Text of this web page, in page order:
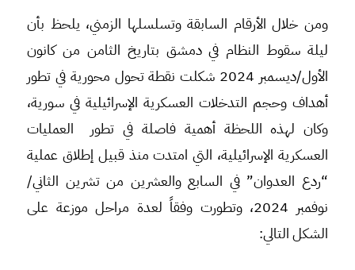
ومن خلال الأرقام السابقة وتسلسلها الزمني، يلحظ بأن
ليلة سقوط النظام في دمشق بتاريخ الثامن من كانون
الأول/ديسمبر 2024 شكلت نقطة تحول محورية في تطور
أهداف وحجم التدخلات العسكرية الإسرائيلية في سورية،
وكان لهذه اللحظة أهمية فاصلة في تطور العمليات
العسكرية الإسرائيلية، التي امتدت منذ قبيل إطلاق عملية
“ردع العدوان” في السابع والعشرين من تشرين الثاني/
نوفمبر 2024، وتطورت وفقاً لعدة مراحل موزعة على
الشكل التالي: